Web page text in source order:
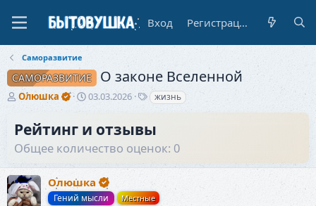
Вход Регистрация
Саморазвитие
САМОРАЗВИТИЕ О законе Вселенной
А
о
р
е
м
ы
Олюшка
Д
а
н
ч
а
л
03.03.2026
Т
и
жизнь
Рейтинг и отзывы
Общее количество оценок: 0
Олюшка
Гений мысли Местные